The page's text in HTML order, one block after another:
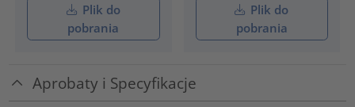
Plik do
pobrania
Plik do
pobrania
Aprobaty i Specyfikacje